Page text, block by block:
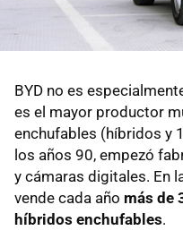
BYD no es
es el mayor productor
enchufables (híbridos y
los años 90, empezó
y cámaras digitales. En
vende cada año más de
híbridos enchufables.